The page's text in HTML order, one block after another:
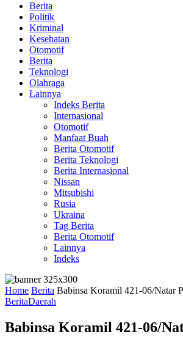
Berita
Politik
Kriminal
Kesehatan
Otomotif
Berita
Teknologi
Olahraga
Lainnya
Indeks Berita
Internasional
Otomotif
Manfaat Buah
Berita Otomotif
Berita Teknologi
Berita Internasional
Nissan
Mitsubishi
Rusia
Ukraina
Tag Berita
Berita Otomotif
Lainnya
Indeks
Home Berita Babinsa Koramil 421-06/Natar
BeritaDaerah
Babinsa Koramil 421-06/